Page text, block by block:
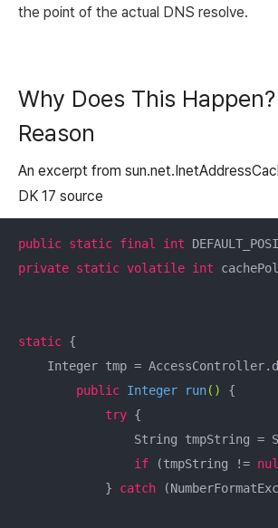
the point of the actual DNS resolve.
Why Does This
Reason
An excerpt from
DK 17 source
public static final int
private static volatile int
static {
Integer tmp =
public Integer run()
{
try {
String tmpString =
if (tmpString !=
            }
catch